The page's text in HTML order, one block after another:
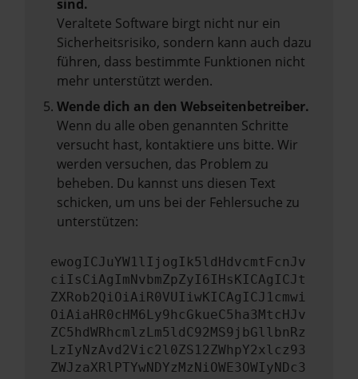
sind.
Veraltete Software birgt nicht nur ein
Sicherheitsrisiko, sondern kann auch dazu
führen, dass bestimmte Funktionen nicht
mehr unterstützt werden.
Wende dich an den Webseitenbetreiber.
Wenn du alle oben genannten Schritte
versucht hast, kontaktiere uns bitte. Wir
werden versuchen, das Problem zu
beheben. Du kannst uns diesen Text
schicken, um uns bei der Fehlersuche zu
unterstützen:
ewogICJuYW1lIjogIk5ldHdvcmtFcnJv
ciIsCiAgImNvbmZpZyI6IHsKICAgICJt
ZXRob2QiOiAiR0VUIiwKICAgICJ1cmwi
OiAiaHR0cHM6Ly9hcGkueC5ha3MtcHJv
ZC5hdWRhcmlzLm5ldC92MS9jbGllbnRz
LzIyNzAvd2Vic2l0ZS12ZWhpY2xlcz93
ZWJzaXRlPTYwNDYzMzNiOWE3OWIyNDc3